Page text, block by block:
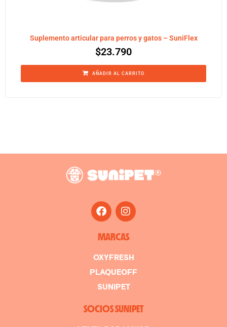
Suplemento articular para perros y gatos – SuniFlex
$23.790
AÑADIR AL CARRITO
MARCAS
OXYFRESH
PLAQUEOFF
SUNIPET
SOCIOS SUNIPET